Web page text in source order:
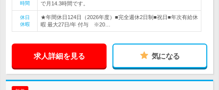
時間
で月14.3時間です。
休日
休暇
★年間休日124日（2026年度）■完全週休2日制■祝日■年次有給休
暇 最大27日/年 付与 ※20…
求人詳細を見る 気になる